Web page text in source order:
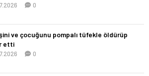
0
ve çocuğunu pompalı tüfekle öldürüp
etti
0